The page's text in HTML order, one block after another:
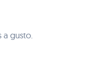
gusto.